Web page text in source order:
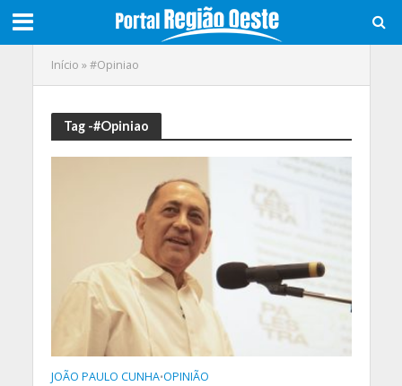
Início »#Opiniao
Tag -#Opiniao
JOÃO PAULO CUNHA•OPINIÃO